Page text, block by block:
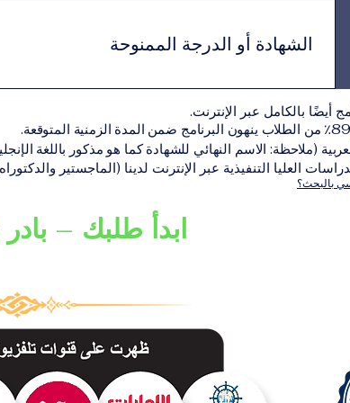
يجب على المتقدمين استيفاء شروط القبول
نموذج التقديم الإلكترونيقد يُطلب تقديم مستندات إضافية حسب البرنامج والمؤسسة التعليمية المسؤولة عن تقديمه.الشهادة أو الدرجة الممنوحة
بعد استكمال جميع المتطلبات الأكاديمية بنجاح، يحصل
والتي تصدر عن المؤسسة التعليمية المسؤولة عن تقديم البرنامج ضمن شبكة VBNN Smart Education Group.
أيضًا بالكامل عبر الإنترنت.
(ملاحظة: الاسم النهائي للشهادة كما هو مذكور باللغة
العليا التنفيذية عبر الإنترنت لدينا (الماجستير
بالبحث؟
ابدأ طلبك –